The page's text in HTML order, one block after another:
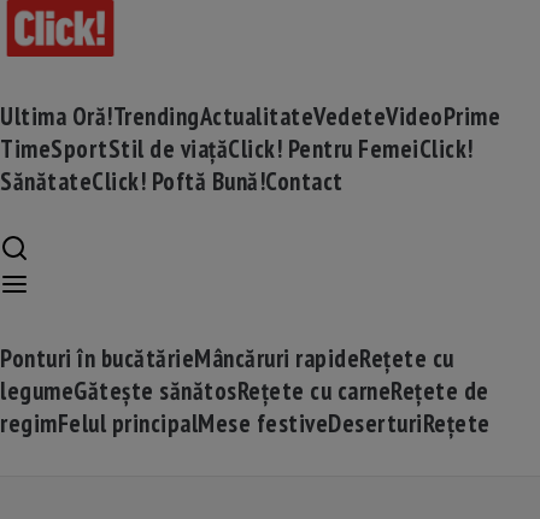
Ultima Oră!TrendingActualitateVedeteVideoPrime
TimeSportStil de viațăClick! Pentru FemeiClick!
SănătateClick! Poftă Bună!Contact
Ponturi în bucătărieMâncăruri rapideRețete cu
legumeGătește sănătosRețete cu carneRețete de
regimFelul principalMese festiveDeserturiRețete